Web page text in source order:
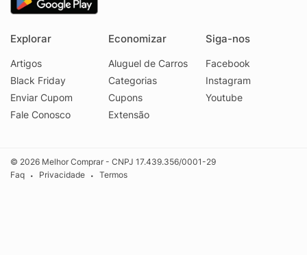
Explorar
Artigos
Black Friday
Enviar Cupom
Fale Conosco
Economizar
Aluguel de Carros
Categorias
Cupons
Extensão
Siga-nos
Facebook
Instagram
Youtube
© 2026 Melhor Comprar - CNPJ 17.439.356/0001-29
Faq
• Privacidade • Termos